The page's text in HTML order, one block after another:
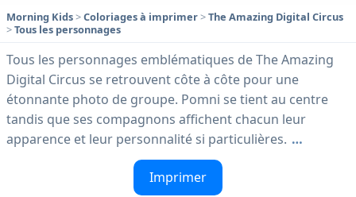
Morning Kids>Coloriages à imprimer>The Amazing Digital Circus
>Tous les personnages
Tous les personnages emblématiques de The Amazing
Digital Circus se retrouvent côte à côte pour une
étonnante photo de groupe. Pomni se tient au centre
tandis que ses compagnons affichent chacun leur
apparence et leur personnalité si particulières. …
Imprimer